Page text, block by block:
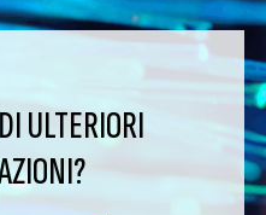
ULTERIORI